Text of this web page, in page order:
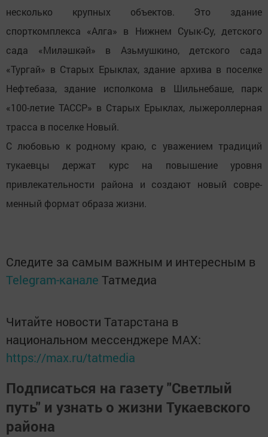
несколько крупных объектов. Это здание
спорткомплекса «Алга» в Нижнем Суык-Су, детского
сада «Миләшкәй» в Азьмушкино, детского сада
«Тургай» в Старых Ерыклах, здание архива в поселке
Нефтебаза, здание исполкома в Шильнебаше, парк
«100-летие ТАССР» в Старых Ерыклах, лыжероллерная
трасса в поселке Новый.
С любовью к родному краю, с уважением традиций
тукаевцы держат курс на повышение уровня
привлекательности района и создают новый совре-
менный формат образа жизни.
Следите за самым важным и интересным в
Telegram-канале Татмедиа
Читайте новости Татарстана в
национальном мессенджере MАХ:
https://max.ru/tatmedia
Подписаться на газету "Светлый
путь" и узнать о жизни Тукаевского
района